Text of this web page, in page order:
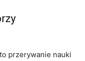
przerywanie nauki